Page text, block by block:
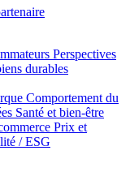
Perspectives
durables
Comportement du
Santé et bien‑être
Prix et
/ ESG